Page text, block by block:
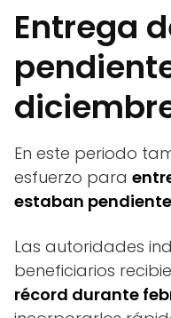
Entrega
En este periodo
esfuerzo para
estaban
Las autoridades
beneficiarios
récord durante